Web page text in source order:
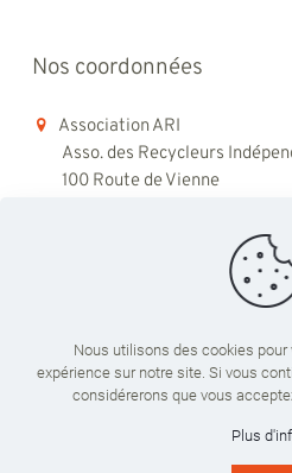
Nos coordonnées
Association ARI
Asso. des Recycleurs
100 Route de Vienne
Du lundi au vendredi
09:00 - 18:00
Nous utilisons des cookies
expérience sur notre site. Si vous
considérerons que vous
Plus